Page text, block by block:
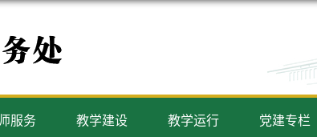
服务 教学建设 教学运行 党建专栏